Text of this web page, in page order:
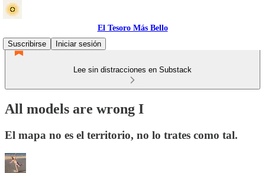
El Tesoro Más Bello
Suscribirse
Iniciar sesión
Lee sin distracciones en Substack
All models are wrong I
El mapa no es el territorio, no lo trates como tal.